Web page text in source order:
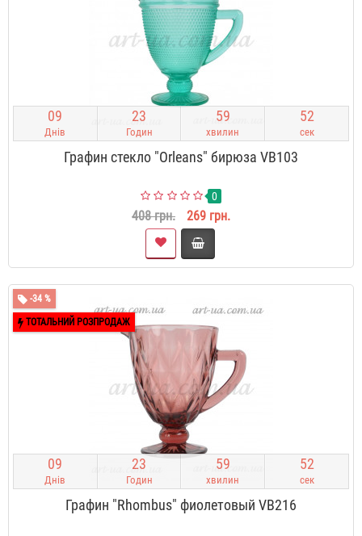
09
Днів
23
Годин
59
хвилин
51
сек
Графин стекло "Orleans" бирюза VB103
0
408 грн. 269 грн.
-34 %
ТОТАЛЬНИЙ РОЗПРОДАЖ
09
Днів
23
Годин
59
хвилин
51
сек
Графин "Rhombus" фиолетовый VB216